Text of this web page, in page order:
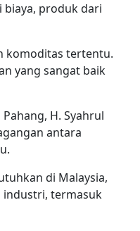
biaya, produk dari
komoditas tertentu.
yang sangat baik
H. Syahrul
antara
di Malaysia,
industri, termasuk